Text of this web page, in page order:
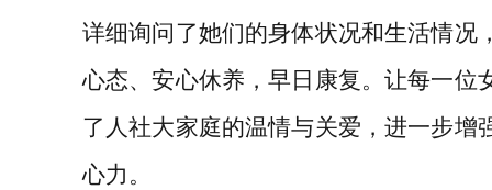
详细询问了她们的身体状况和生活情况
心态、安心休养，早日康复。让每一位
了人社大家庭的温情与关爱，进一步增
心力。